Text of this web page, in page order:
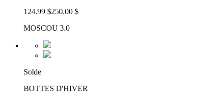
124.99 $250.00 $
MOSCOU 3.0
Solde
BOTTES D'HIVER